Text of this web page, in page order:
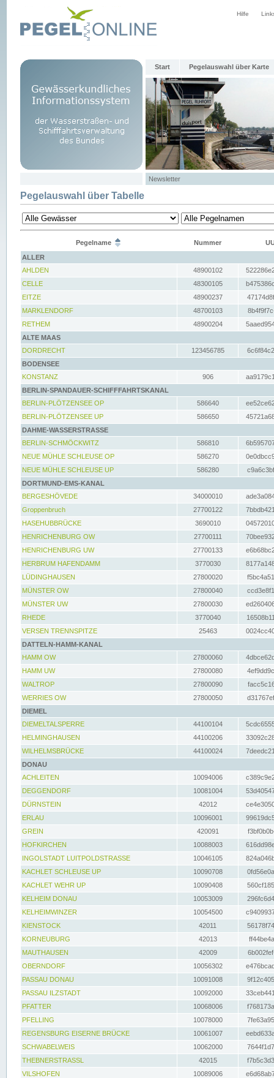
Hilfe
Start Pegelauswahl über Karte
Newsletter
Pegelauswahl über Tabelle
Pegelname Nummer
ALLER
AHLDEN
48900102
CELLE
48300105
EITZE
48900237
MARKLENDORF
48700103
RETHEM
48900204
ALTE MAAS
DORDRECHT
123456785
BODENSEE
KONSTANZ
906
BERLIN-SPANDAUER-SCHIFFFAHRTSKANAL
BERLIN-PLÖTZENSEE OP
586640
BERLIN-PLÖTZENSEE UP
586650
DAHME-WASSERSTRASSE
BERLIN-SCHMÖCKWITZ
586810
NEUE MÜHLE SCHLEUSE OP
586270
NEUE MÜHLE SCHLEUSE UP
586280
DORTMUND-EMS-KANAL
BERGESHÖVEDE
34000010
Groppenbruch
27700122
HASEHUBBRÜCKE
3690010
HENRICHENBURG OW
27700111
HENRICHENBURG UW
27700133
HERBRUM HAFENDAMM
3770030
LÜDINGHAUSEN
27800020
MÜNSTER OW
27800040
MÜNSTER UW
27800030
RHEDE
3770040
VERSEN TRENNSPITZE
25463
DATTELN-HAMM-KANAL
HAMM OW
27800060
HAMM UW
27800080
WALTROP
27800090
WERRIES OW
27800050
DIEMEL
DIEMELTALSPERRE
44100104
HELMINGHAUSEN
44100206
WILHELMSBRÜCKE
44100024
DONAU
ACHLEITEN
10094006
DEGGENDORF
10081004
DÜRNSTEIN
42012
ERLAU
10096001
GREIN
420091
HOFKIRCHEN
10088003
INGOLSTADT LUITPOLDSTRASSE
10046105
KACHLET SCHLEUSE UP
10090708
KACHLET WEHR UP
10090408
KELHEIM DONAU
10053009
KELHEIMWINZER
10054500
KIENSTOCK
42011
KORNEUBURG
42013
MAUTHAUSEN
42009
OBERNDORF
10056302
PASSAU DONAU
10091008
PASSAU ILZSTADT
10092000
PFATTER
10068006
PFELLING
10078000
REGENSBURG EISERNE BRÜCKE
10061007
SCHWABELWEIS
10062000
THEBNERSTRASSL
42015
VILSHOFEN
10089006